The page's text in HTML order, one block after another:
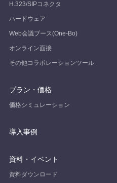
H.323/SIPコネクタ
ハードウェア
Web会議ブース(One-Bo)
オンライン面接
その他コラボレーションツール
プラン・価格
価格シミュレーション
導入事例
資料・イベント
資料ダウンロード